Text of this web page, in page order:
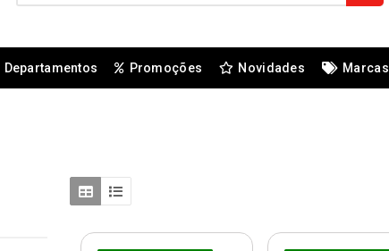
Departamentos Promoções Novidades Marcas